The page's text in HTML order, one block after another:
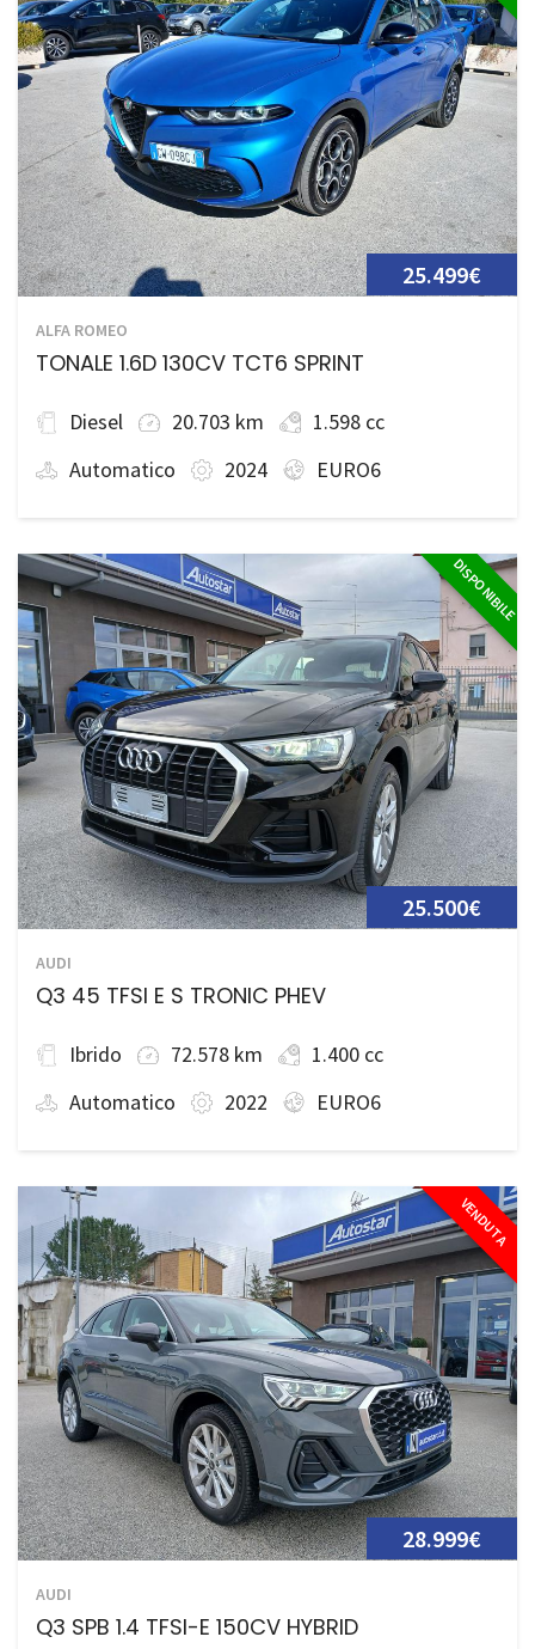
25.499€
ALFA ROMEO
TONALE 1.6D 130CV TCT6 SPRINT
Diesel 20.703 km
1.598 cc
Automatico
2024 EURO6
DISPONIBILE
25.500€
AUDI
Q3 45 TFSI E S TRONIC PHEV
Ibrido 72.578 km
1.400 cc
Automatico
2022 EURO6
VENDUTA
28.999€
AUDI
Q3 SPB 1.4 TFSI-E 150CV HYBRID